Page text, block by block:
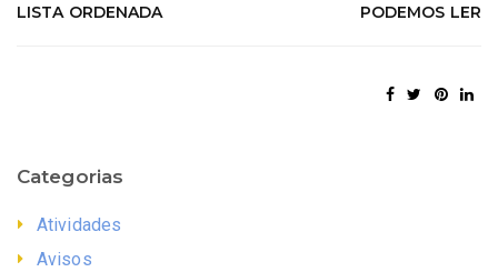
LISTA ORDENADA
PODEMOS LER
Categorias
Atividades
Avisos